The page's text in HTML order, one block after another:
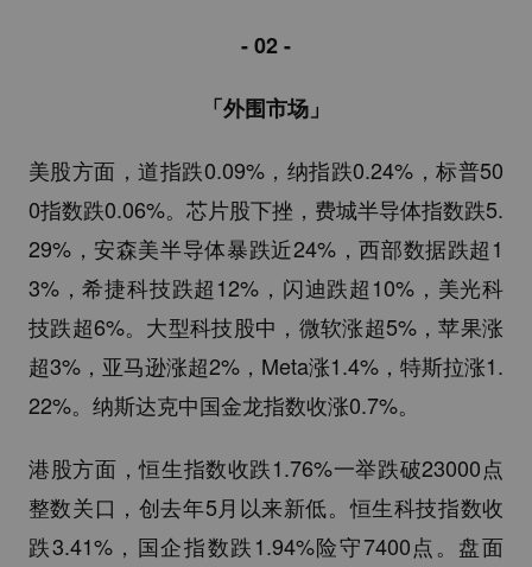
- 02 -
「外围市场」
美股方面，道指跌0.09%，纳指跌0.24%，标普50
0指数跌0.06%。芯片股下挫，费城半导体指数跌5.
29%，安森美半导体暴跌近24%，西部数据跌超1
3%，希捷科技跌超12%，闪迪跌超10%，美光科
技跌超6%。大型科技股中，微软涨超5%，苹果涨
超3%，亚马逊涨超2%，Meta涨1.4%，特斯拉涨1.
22%。纳斯达克中国金龙指数收涨0.7%。
港股方面，恒生指数收跌1.76%一举跌破23000点
整数关口，创去年5月以来新低。恒生科技指数收
跌3.41%，国企指数跌1.94%险守7400点。盘面